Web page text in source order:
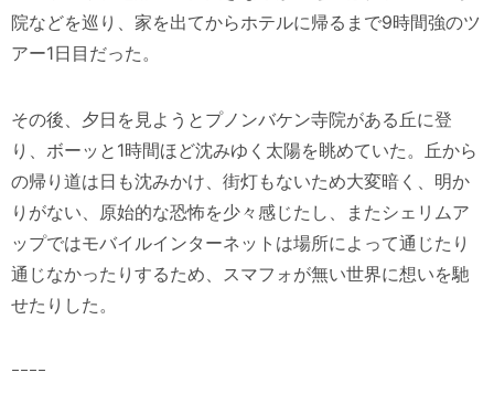
院などを巡り、家を出てからホテルに帰るまで9時間強のツ
アー1日目だった。
その後、夕日を見ようとプノンバケン寺院がある丘に登
り、ボーッと1時間ほど沈みゆく太陽を眺めていた。丘から
の帰り道は日も沈みかけ、街灯もないため大変暗く、明か
りがない、原始的な恐怖を少々感じたし、またシェリムア
ップではモバイルインターネットは場所によって通じたり
通じなかったりするため、スマフォが無い世界に想いを馳
せたりした。
ｰｰｰｰ